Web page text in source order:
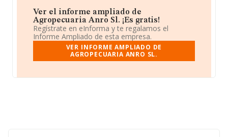
Ver el informe ampliado de
Agropecuaria Anro Sl. ¡Es gratis!
Regístrate en eInforma y te regalamos el
Informe Ampliado de esta empresa.
VER INFORME AMPLIADO DE
AGROPECUARIA ANRO SL.